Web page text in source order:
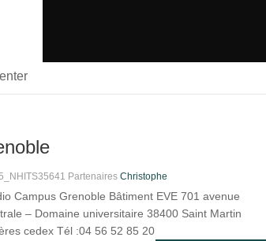
Partenaires Christophe
Campus Grenoble Bâtiment EVE 701 avenue
– Domaine universitaire 38400 Saint Martin
cedex Tél :04 56 52 85 20